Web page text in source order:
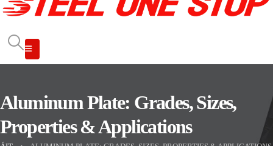
Aluminum Plate: Grades, Sizes,
Properties & Applications